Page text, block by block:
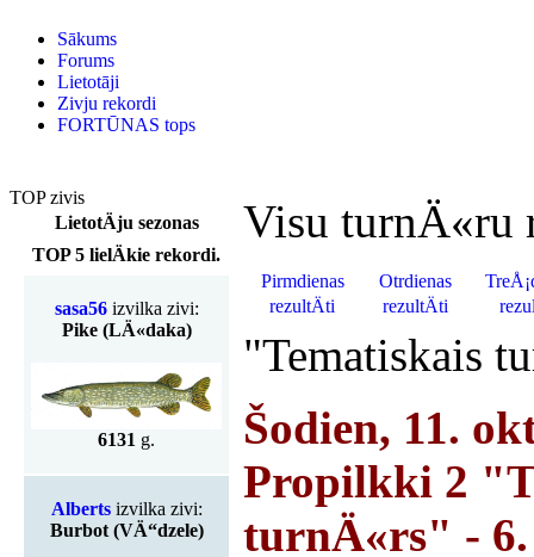
Sākums
Forums
Lietotāji
Zivju rekordi
FORTŪNAS tops
TOP zivis
LietotÄju sezonas
TOP 5 lielÄkie rekordi.
sasa56 izvilka zivi:
Pike (LÄ«daka)
6131 g.
Alberts izvilka zivi:
Burbot (VÄ“dzele)
Visu turnÄ«ru
Pirmdienas
rezultÄti
Otrdienas
rezultÄti
"Tematiskais
Šodien, 11.
Propilkki 2
turnÄ«rs" - 6.